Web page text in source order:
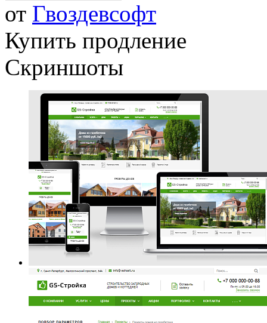
от Гвоздевсофт
Купить продление
Скриншоты